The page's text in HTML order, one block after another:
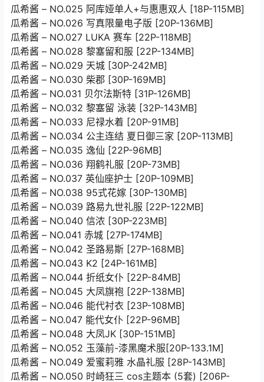
瓜希酱 – NO.025 阿库娅单人+与惠惠双人 [18P-115MB]
瓜希酱 – NO.026 写真限量电子版 [20P-136MB]
瓜希酱 – NO.027 LUKA 赛车 [22P-118MB]
瓜希酱 – NO.028 黎塞留和服 [22P-134MB]
瓜希酱 – NO.029 天城 [30P-242MB]
瓜希酱 – NO.030 柴郡 [30P-169MB]
瓜希酱 – NO.031 贝尔法斯特 [31P-126MB]
瓜希酱 – NO.032 黎塞留 泳装 [32P-143MB]
瓜希酱 – NO.033 尼禄水着 [20P-91MB]
瓜希酱 – NO.034 公主连结 夏日御三家 [20P-113MB]
瓜希酱 – NO.035 逸仙 [22P-96MB]
瓜希酱 – NO.036 翔鹤礼服 [20P-73MB]
瓜希酱 – NO.037 英仙座护士 [20P-109MB]
瓜希酱 – NO.038 95式花嫁 [30P-130MB]
瓜希酱 – NO.039 路易九世礼服 [22P-122MB]
瓜希酱 – NO.040 信浓 [30P-223MB]
瓜希酱 – NO.041 赤城 [27P-174MB]
瓜希酱 – NO.042 圣路易斯 [27P-168MB]
瓜希酱 – NO.043 K2 [24P-161MB]
瓜希酱 – NO.044 折纸女仆 [22P-84MB]
瓜希酱 – NO.045 大凤旗袍 [22P-138MB]
瓜希酱 – NO.046 能代衬衣 [23P-108MB]
瓜希酱 – NO.047 能代女仆 [22P-96MB]
瓜希酱 – NO.048 大凤JK [30P-151MB]
瓜希酱 – NO.052 玉藻前-漆黑魔术服[20P-133.1M]
瓜希酱 – NO.049 爱蜜莉雅 水晶礼服 [28P-143MB]
瓜希酱 – NO.050 时崎狂三 cos主题本 (5套) [206P-